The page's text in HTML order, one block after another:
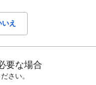
いえ
要な場合
さい。